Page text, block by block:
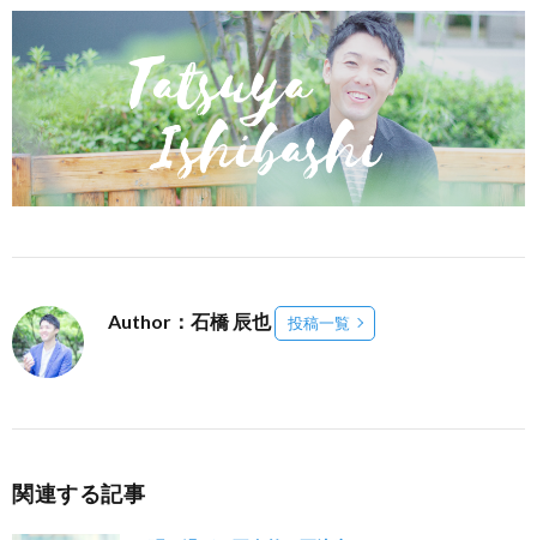
Author：石橋 辰也 投稿一覧
関連する記事